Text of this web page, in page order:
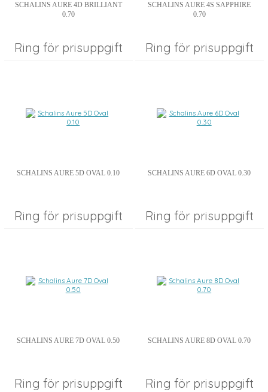
SCHALINS AURE 4D BRILLIANT
0.70
Ring för prisuppgift
SCHALINS AURE 4S SAPPHIRE
0.70
Ring för prisuppgift
SCHALINS AURE 5D OVAL 0.10
Ring för prisuppgift
SCHALINS AURE 6D OVAL 0.30
Ring för prisuppgift
SCHALINS AURE 7D OVAL 0.50
Ring för prisuppgift
SCHALINS AURE 8D OVAL 0.70
Ring för prisuppgift